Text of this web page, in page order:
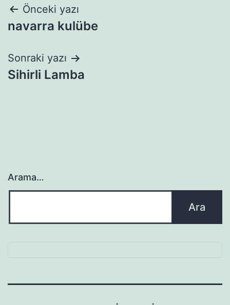
Yazı
gezinmesi
Önceki yazı
navarra kulübe
Sonraki yazı
Sihirli Lamba
Arama…